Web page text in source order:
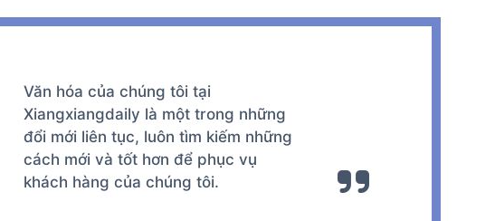
Văn hóa của chúng tôi tại
Xiangxiangdaily là một trong những
đổi mới liên tục, luôn tìm kiếm những
cách mới và tốt hơn để phục vụ
khách hàng của chúng tôi.